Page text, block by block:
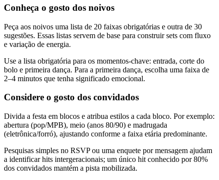
Conheça o gosto dos noivos
Peça aos noivos uma lista de 20 faixas obrigatórias e outra de 30
sugestões. Essas listas servem de base para construir sets com fluxo
e variação de energia.
Use a lista obrigatória para os momentos-chave: entrada, corte do
bolo e primeira dança. Para a primeira dança, escolha uma faixa de
2–4 minutos que tenha significado emocional.
Considere o gosto dos convidados
Divida a festa em blocos e atribua estilos a cada bloco. Por exemplo:
abertura (pop/MPB), meio (anos 80/90) e madrugada
(eletrônica/forró), ajustando conforme a faixa etária predominante.
Pesquisas simples no RSVP ou uma enquete por mensagem ajudam
a identificar hits intergeracionais; um único hit conhecido por 80%
dos convidados mantém a pista mobilizada.